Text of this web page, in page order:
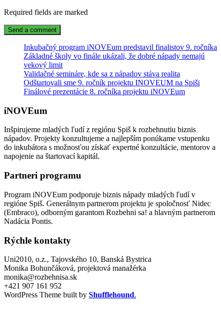
Required fields are marked
Inkubačný program iNOVEum predstavil finalistov 9. ročníka
Základné školy vo finále ukázali, že dobré nápady nemajú
vekový limit
Validačné semináre, kde sa z nápadov stáva realita
Odštartovali sme 9. ročník projektu INOVEUM na Spiši
Finálové prezentácie 8. ročníka projektu iNOVEum
iNOVEum
Inšpirujeme mladých ľudí z regiónu Spiš k rozbehnutiu biznis
nápadov. Projekty konzultujeme a najlepším ponúkame vstupenku
do inkubátora s možnosťou získať expertné konzultácie, mentorov a
napojenie na štartovací kapitál.
Partneri programu
Program iNOVEum podporuje biznis nápady mladých ľudí v
regióne Spiš. Generálnym partnerom projektu je spoločnosť Nidec
(Embraco), odborným garantom Rozbehni sa! a hlavným partnerom
Nadácia Pontis.
Rýchle kontakty
Uni2010, o.z., Tajovského 10, Banská Bystrica
Monika Bohunčáková, projektová manažérka
monika@rozbehnisa.sk
+421 907 161 952
WordPress Theme built by Shufflehound.